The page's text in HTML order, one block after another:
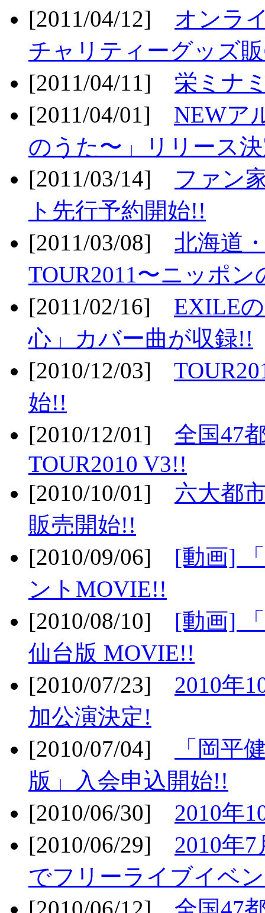
[2011/04/12] オンラ
チャリティーグッズ
[2011/04/11] 栄ミナ
[2011/04/01] NEWア
のうた〜」リリース
[2011/03/14] ファン
ト先行予約開始!!
[2011/03/08] 北海道
TOUR2011〜ニッポ
[2011/02/16] EXILE
心」カバー曲が収録!!
[2010/12/03]
始!!
[2010/12/01] 全国47
TOUR2010 V3!!
[2010/10/01] 六大都
販売開始!!
[2010/09/06] [動画]
ントMOVIE!!
[2010/08/10] [動画]
仙台版 MOVIE!!
[2010/07/23] 2010年
加公演決定!
[2010/07/04]
「岡平
版」入会申込開始!!
[2010/06/30] 2010年
[2010/06/29] 2010年
でフリーライブイベ